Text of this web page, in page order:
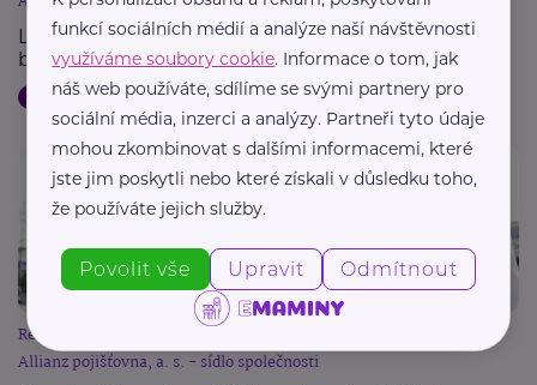
Letní dovolená a pojištění: Jak chránit svůj majetek
během cest
Dovolená Bezpečnost Cestování Pojištění
Reklama
Allianz pojišťovna, a. s. - sídlo společnosti
funkcí sociálních médií a analýze naší návštěvnosti
využíváme soubory cookie. Informace o tom, jak
náš web používáte, sdílíme se svými partnery pro
sociální média, inzerci a analýzy. Partneři tyto údaje
mohou zkombinovat s dalšími informacemi, které
jste jim poskytli nebo které získali v důsledku toho,
že používáte jejich služby.
Povolit vše Upravit Odmítnout